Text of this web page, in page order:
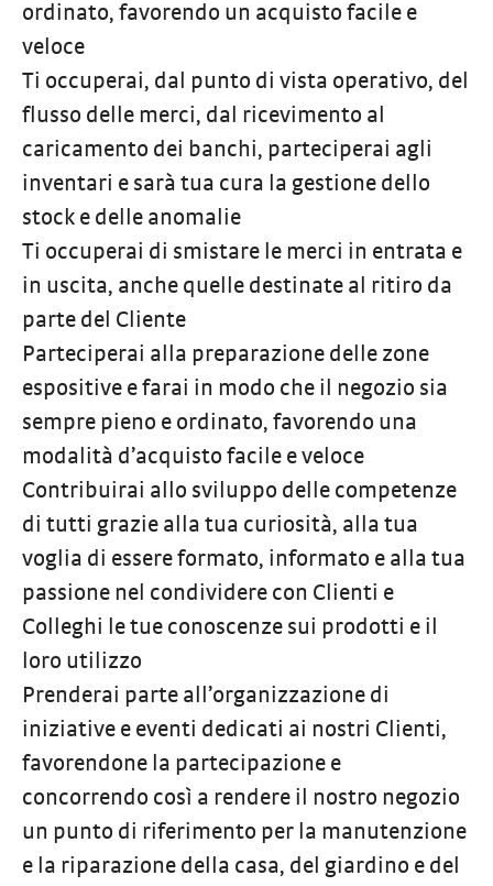
ordinato, favorendo un acquisto facile e
veloce
Ti occuperai, dal punto di vista operativo, del
flusso delle merci, dal ricevimento al
caricamento dei banchi, parteciperai agli
inventari e sarà tua cura la gestione dello
stock e delle anomalie
Ti occuperai di smistare le merci in entrata e
in uscita, anche quelle destinate al ritiro da
parte del Cliente
Parteciperai alla preparazione delle zone
espositive e farai in modo che il negozio sia
sempre pieno e ordinato, favorendo una
modalità d’acquisto facile e veloce
Contribuirai allo sviluppo delle competenze
di tutti grazie alla tua curiosità, alla tua
voglia di essere formato, informato e alla tua
passione nel condividere con Clienti e
Colleghi le tue conoscenze sui prodotti e il
loro utilizzo
Prenderai parte all’organizzazione di
iniziative e eventi dedicati ai nostri Clienti,
favorendone la partecipazione e
concorrendo così a rendere il nostro negozio
un punto di riferimento per la manutenzione
e la riparazione della casa, del giardino e del